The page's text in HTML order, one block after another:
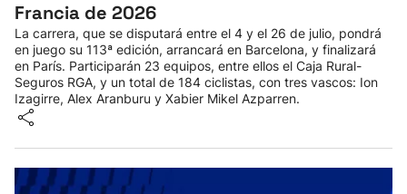
Francia de 2026
La carrera, que se disputará entre el 4 y el 26 de julio, pondrá
en juego su 113ª edición, arrancará en Barcelona, y finalizará
en París. Participarán 23 equipos, entre ellos el Caja Rural-
Seguros RGA, y un total de 184 ciclistas, con tres vascos: Ion
Izagirre, Alex Aranburu y Xabier Mikel Azparren.